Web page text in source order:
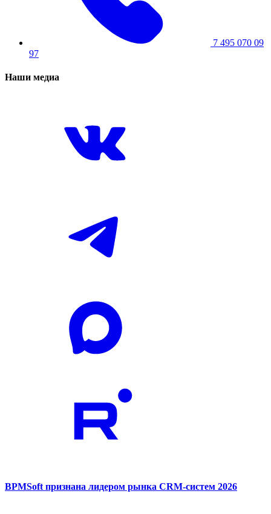
7 495 070 09
97
Наши медиа
BPMSoft признана лидером рынка CRM-систем 2026